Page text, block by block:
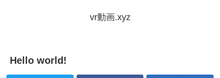
vr動画.xyz
Hello world!